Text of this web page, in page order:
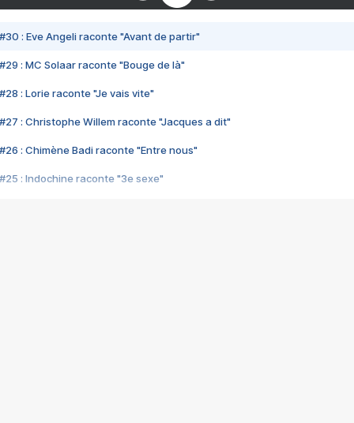
#30 : Eve Angeli raconte "Avant de partir"
#29 : MC Solaar raconte "Bouge de là"
#28 : Lorie raconte "Je vais vite"
#27 : Christophe Willem raconte "Jacques a dit"
#26 : Chimène Badi raconte "Entre nous"
#25 : Indochine raconte "3e sexe"